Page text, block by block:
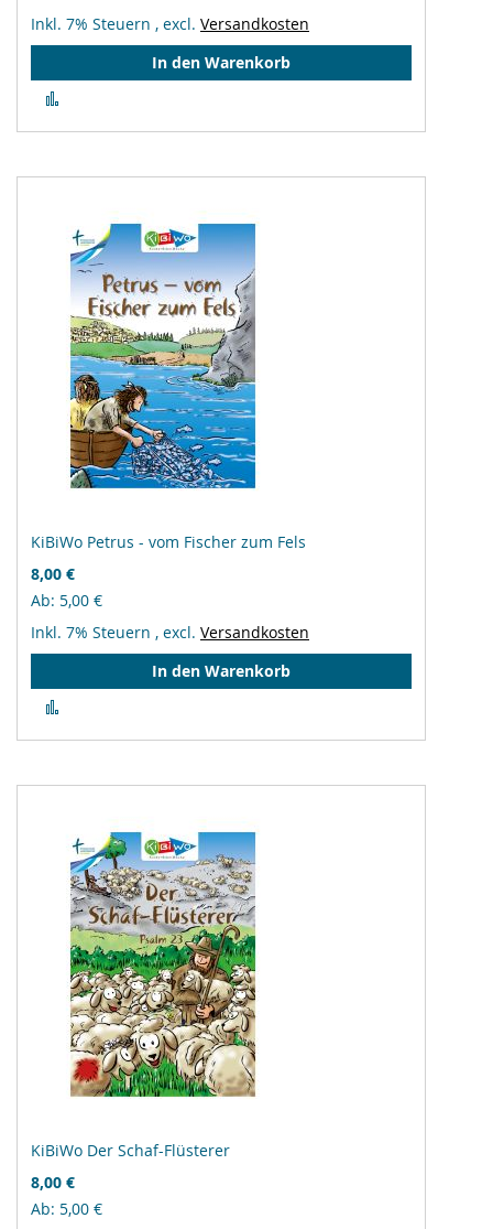
Inkl. 7% Steuern , excl. Versandkosten
In den Warenkorb
hinzufügen
KiBiWo Petrus - vom Fischer zum Fels
8,00 €
Ab 5,00 €
Inkl. 7% Steuern , excl. Versandkosten
In den Warenkorb
hinzufügen
KiBiWo Der Schaf-Flüsterer
8,00 €
Ab 5,00 €